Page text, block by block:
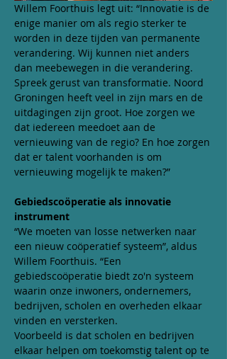
Willem Foorthuis legt uit: “Innovatie is de
enige manier om als regio sterker te
worden in deze tijden van permanente
verandering. Wij kunnen niet anders
dan meebewegen in die verandering.
Spreek gerust van transformatie. Noord
Groningen heeft veel in zijn mars en de
uitdagingen zijn groot. Hoe zorgen we
dat iedereen meedoet aan de
vernieuwing van de regio? En hoe zorgen
dat er talent voorhanden is om
vernieuwing mogelijk te maken?”
Gebiedscoöperatie als innovatie
instrument
“We moeten van losse netwerken naar
een nieuw coöperatief systeem”, aldus
Willem Foorthuis. “Een
gebiedscoöperatie biedt zo'n systeem
waarin onze inwoners, ondernemers,
bedrijven, scholen en overheden elkaar
vinden en versterken.
Voorbeeld is dat scholen en bedrijven
elkaar helpen om toekomstig talent op te